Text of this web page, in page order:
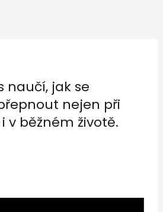
… odvtedy som
viac času v gyme ako
radosť sledovať svoj